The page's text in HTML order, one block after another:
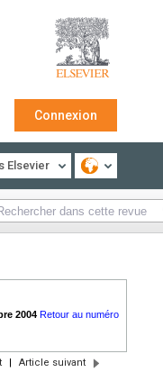
Connexion
Elsevier
2004 Retour au numéro
| Article suivant